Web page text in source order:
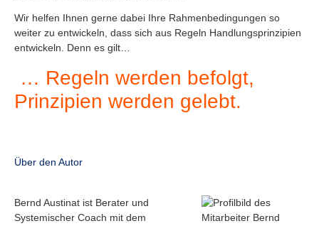
Wir helfen Ihnen gerne dabei Ihre Rahmenbedingungen so
weiter zu entwickeln, dass sich aus Regeln Handlungsprinzipien
entwickeln. Denn es gilt…
… Regeln werden befolgt,
Prinzipien werden gelebt.
Über den Autor
Bernd Austinat ist Berater und
Systemischer Coach mit dem